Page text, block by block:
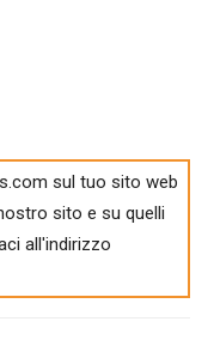
sul tuo sito web
sito e su quelli
all'indirizzo